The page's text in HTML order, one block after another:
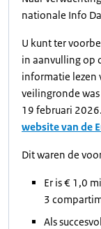
nationale Info
U kunt ter
in aanvulling op
informatie lezen
veilingronde
19 februari
website van de
Dit waren de
Er is € 1,0
3
Als